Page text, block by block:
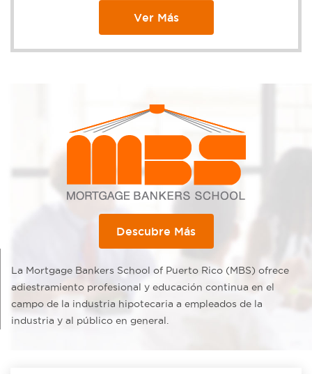
Ver Más
Descubre Más
La Mortgage Bankers School of Puerto Rico (MBS) ofrece
adiestramiento profesional y educación continua en el
campo de la industria hipotecaria a empleados de la
industria y al público en general.